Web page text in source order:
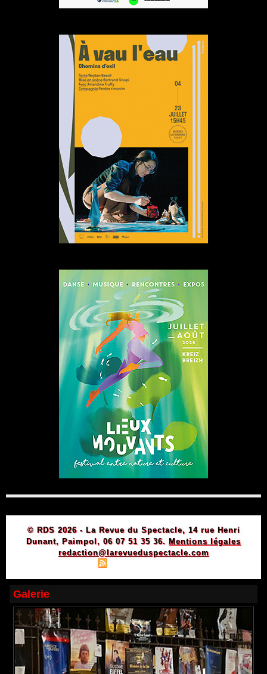
© RDS 2026 - La Revue du Spectacle, 14 rue Henri
Dunant, Paimpol, 06 07 51 35 36. Mentions légales
redaction@larevueduspectacle.com
Galerie